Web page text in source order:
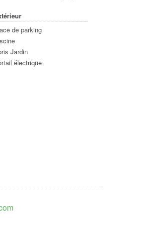
de parking
Jardin
électrique